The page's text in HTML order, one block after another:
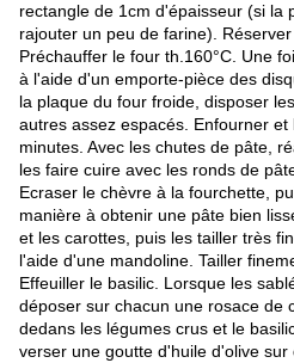
rectangle de 1cm d'épaisseur (si la
rajouter un peu de farine).
Préchauffer le four th.160°C. Une
à l'aide d'un emporte-pièce des
la plaque du four froide, disposer
autres assez espacés. Enfourner
minutes. Avec les chutes de pâte,
les faire cuire avec les ronds de
Ecraser le chèvre à la fourchette,
manière à obtenir une pâte bien
et les carottes, puis les tailler très
l'aide d'une mandoline. Tailler
Effeuiller le basilic. Lorsque les
déposer sur chacun une rosace de
dedans les légumes crus et le
verser une goutte d'huile d'olive